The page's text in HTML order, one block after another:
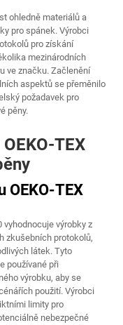
ohledně materiálů a
pro spánek. Výrobci
pro získání
mezinárodních
ve značku. Začlenění
aspektů se přeměnilo
požadavek pro
pěny.
TEX
OEKO-TEX
vyhodnocuje výrobky z
zkušebních protokolů,
látek. Tyto
používané při
výrobku, aby se
použití. Výrobci
limity pro
nebezpečné